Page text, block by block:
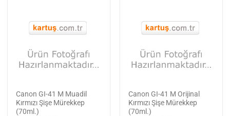
Canon GI-41 M Muadil
Kırmızı Şişe Mürekkep
(70ml.)
Canon GI-41 M Orijinal
Kırmızı Şişe Mürekkep
(70ml.)